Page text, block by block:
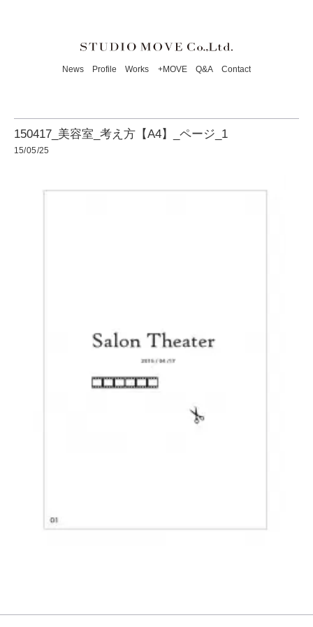
News Profile Works +MOVE Q&A Contact
150417_美容室_考え方【A4】_ページ_1
15/05/25